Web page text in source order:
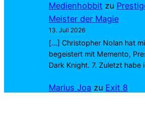
Medienhobbit zu
Meister der Magie
13. Juli 2026
[…] Christopher Nolan hat
begeistert mit Memento,
Dark Knight. 7. Zuletzt habe
Marius Joa zu Exit 8